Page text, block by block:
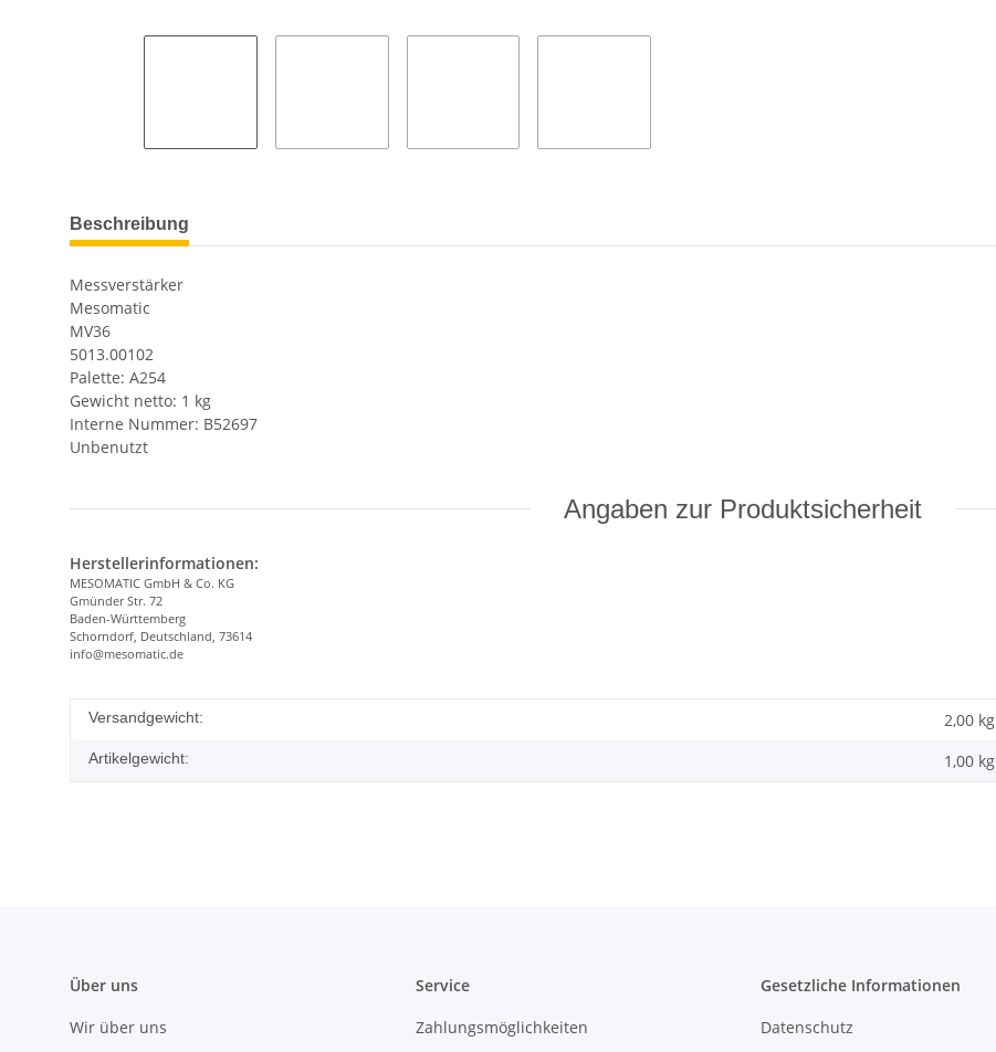
Beschreibung
Messverstärker
Mesomatic
MV36
5013.00102
Palette: A254
Gewicht netto: 1 kg
Interne Nummer: B52697
Unbenutzt
Angaben zur Produktsicherheit
Herstellerinformationen:
MESOMATIC GmbH & Co. KG
Gmünder Str. 72
Baden-Württemberg
Schorndorf, Deutschland, 73614
info@mesomatic.de
Versandgewicht: 2,00 kg
Artikelgewicht: 1,00 kg
Über uns
Wir über uns
Service
Zahlungsmöglichkeiten
Gesetzliche Informationen
Datenschutz